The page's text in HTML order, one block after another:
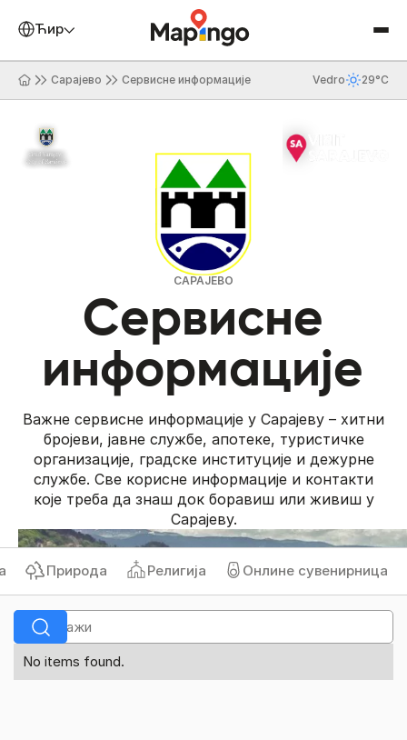
Ћирилица
Сарајево Сервисне информације Vedro 29°C
САРАЈЕВО
Сервисне
информације
Важне сервисне информације у Сарајеву – хитни
бројеви, јавне службе, апотеке, туристичке
организације, градске институције и дежурне
службе. Све корисне информације и контакти
које треба да знаш док боравиш или живиш у
Сарајеву.
Природа Религија Онлине сувенирница
No items found.